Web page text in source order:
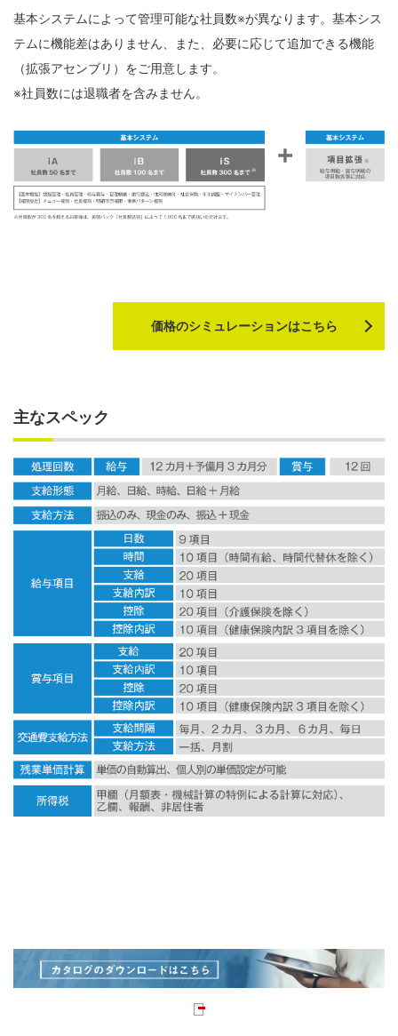
基本システムによって管理可能な社員数※が異なります。基本シス
テムに機能差はありません、また、必要に応じて追加できる機能
（拡張アセンブリ）をご用意します。
※社員数には退職者を含みません。
価格のシミュレーションはこちら
主なスペック